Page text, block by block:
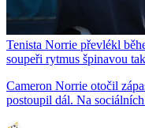
Tenista Norrie převlékl
soupeři rytmus špinavou
Cameron Norrie otočil
postoupil dál. Na